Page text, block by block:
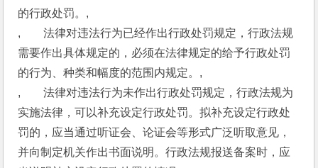
的行政处罚。,
,　　法律对违法行为已经作出行政处罚规定，行政法规
需要作出具体规定的，必须在法律规定的给予行政处罚
的行为、种类和幅度的范围内规定。,
,　　法律对违法行为未作出行政处罚规定，行政法规为
实施法律，可以补充设定行政处罚。拟补充设定行政处
罚的，应当通过听证会、论证会等形式广泛听取意见，
并向制定机关作出书面说明。行政法规报送备案时，应